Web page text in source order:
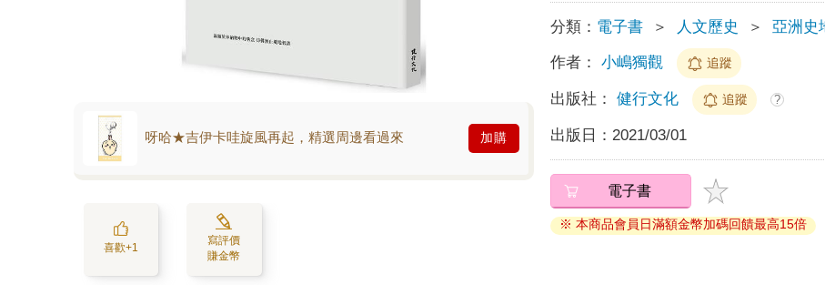
呀哈★吉伊卡哇旋風再起，精選周邊看過來 加購
喜歡+1
寫評價
賺金幣
分類： 電子書 ＞ 人文歷史 ＞ 亞洲史
作者： 小嶋獨觀 追蹤
出版社： 健行文化 追蹤 ?
出版日： 2021/03/01
電子書
※ 本商品會員日滿額金幣加碼回饋最高15倍